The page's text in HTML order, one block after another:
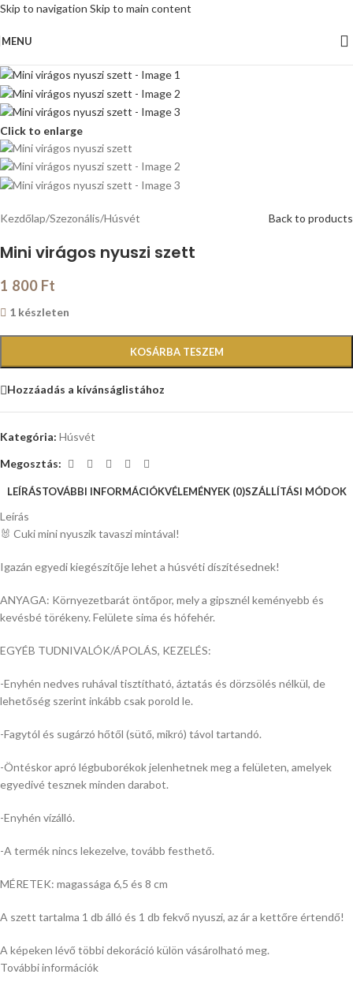
Skip to navigation Skip to main content
MENU
Click to enlarge
Kezdőlap/Szezonális/Húsvét Back to products
Mini virágos nyuszi szett
1 800 Ft
1 készleten
KOSÁRBA TESZEM
Hozzáadás a kívánságlistához
Kategória: Húsvét
Megosztás:
LEÍRÁSTOVÁBBI INFORMÁCIÓKVÉLEMÉNYEK (0)SZÁLLÍTÁSI MÓDOK
Leírás
🐰 Cuki mini nyuszik tavaszi mintával!
Igazán egyedi kiegészítője lehet a húsvéti díszítésednek!
ANYAGA: Környezetbarát öntőpor, mely a gipsznél keményebb és
kevésbé törékeny. Felülete sima és hófehér.
EGYÉB TUDNIVALÓK/ÁPOLÁS, KEZELÉS:
-Enyhén nedves ruhával tisztítható, áztatás és dörzsölés nélkül, de
lehetőség szerint inkább csak porold le.
-Fagytól és sugárzó hőtől (sütő, mikró) távol tartandó.
-Öntéskor apró légbuborékok jelenhetnek meg a felületen, amelyek
egyedivé tesznek minden darabot.
-Enyhén vízálló.
-A termék nincs lekezelve, tovább festhető.
MÉRETEK: magassága 6,5 és 8 cm
A szett tartalma 1 db álló és 1 db fekvő nyuszi, az ár a kettőre értendő!
A képeken lévő többi dekoráció külön vásárolható meg.
További információk